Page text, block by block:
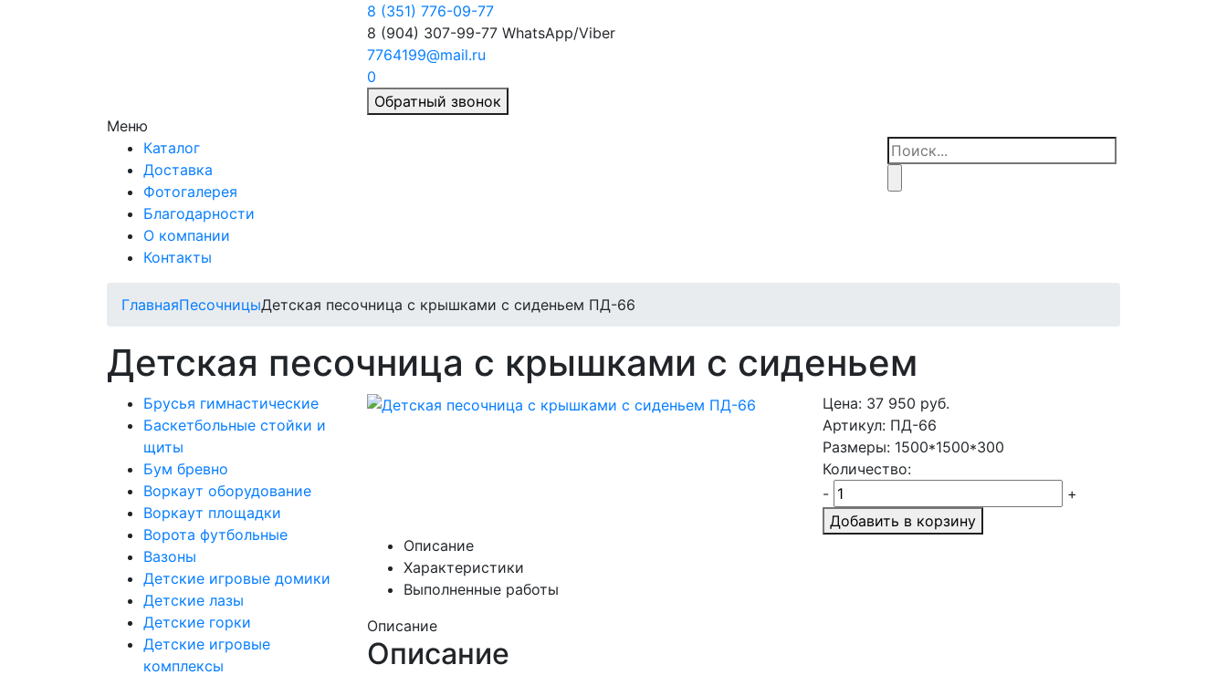
8 (351) 776-09-77
8 (904) 307-99-77 WhatsApp/Viber
7764199@mail.ru
0
Обратный звонок
Меню
Каталог
Доставка
Фотогалерея
Благодарности
О компании
Контакты
ГлавнаяПесочницыДетская песочница с крышками с сиденьем ПД-66
Детская песочница с крышками с сиденьем
Брусья гимнастические
Баскетбольные стойки и
щиты
Бум бревно
Воркаут оборудование
Воркаут площадки
Ворота футбольные
Вазоны
Детские игровые домики
Детские лазы
Детские горки
Детские игровые
комплексы
Цена: 37 950 руб.
Артикул: ПД-66
Размеры: 1500*1500*300
Количество:
-
+
Добавить в корзину
Описание
Характеристики
Выполненные работы
Описание
Описание